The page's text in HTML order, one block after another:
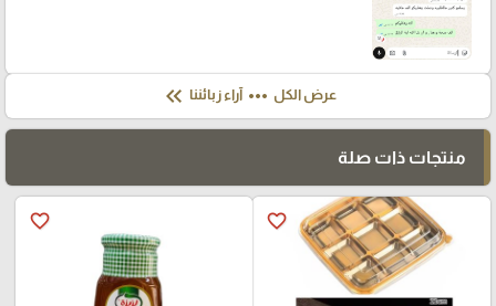
عرض الكل more_horiz آراء زبائننا keyboard_double_arrow_left
منتجات ذات صلة
favorite_border
favorite_border